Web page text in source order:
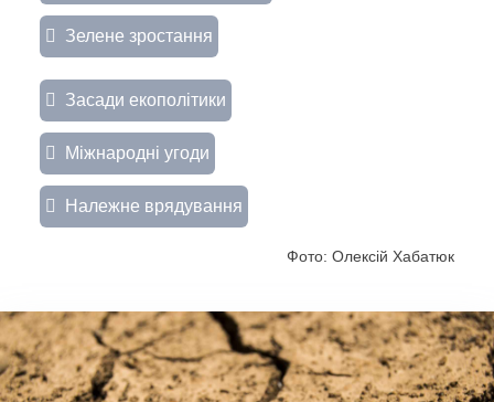
Зелене зростання
Засади екополітики
Міжнародні угоди
Належне врядування
Фото: Олексій Хабатюк